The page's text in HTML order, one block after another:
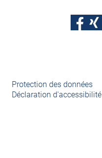
Protection des données
Déclaration d'accessibilité